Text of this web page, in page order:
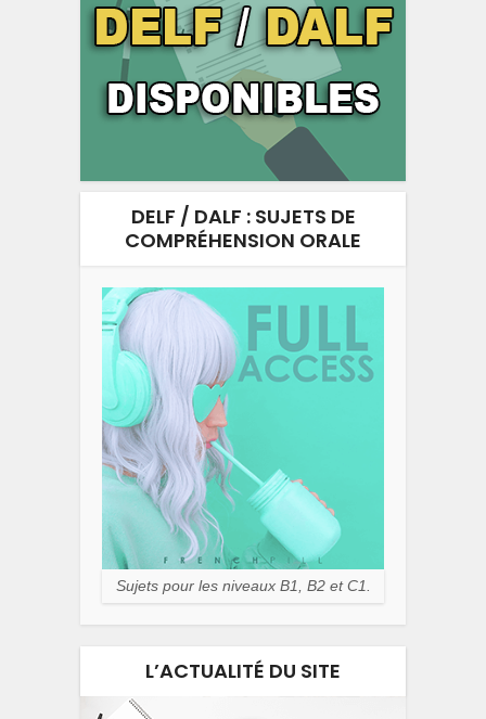
DELF / DALF : SUJETS DE
COMPRÉHENSION ORALE
Sujets pour les niveaux B1, B2 et C1.
L’ACTUALITÉ DU SITE